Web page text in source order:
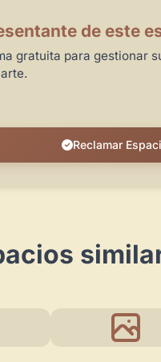
de este
gratuita para gestionar
Reclamar